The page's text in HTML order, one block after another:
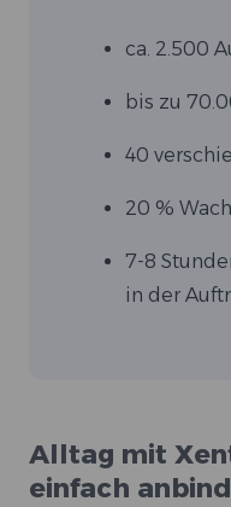
ca. 2.500
bis zu
40
20 %
7-8
in der
Alltag mit
einfach